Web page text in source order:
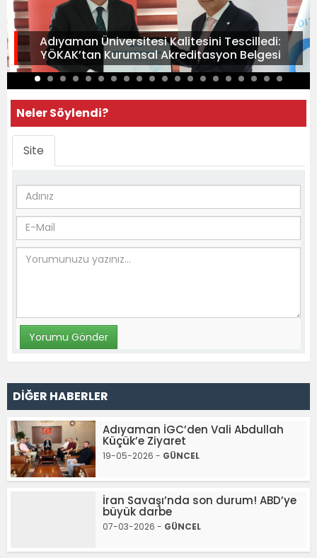
Adıyaman Üniversitesi Kalitesini Tescilledi:
YÖKAK’tan Kurumsal Akreditasyon Belgesi
Neler Söylendi?
Site
DİĞER HABERLER
Adıyaman İGC’den Vali Abdullah
Küçük’e Ziyaret
19-05-2026 - GÜNCEL
İran Savaşı’nda son durum! ABD’ye
büyük darbe
07-03-2026 - GÜNCEL